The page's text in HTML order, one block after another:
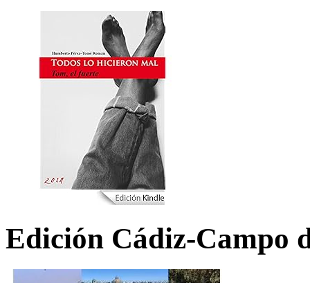
Edición Cádiz-Campo